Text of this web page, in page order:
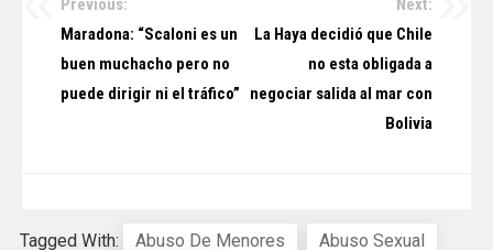
Navegación
entradas
Previous:
Maradona: “Scaloni es un
buen muchacho pero no
puede dirigir ni el tráfico”
Next:
La Haya decidió que Chile
no esta obligada a
negociar salida al mar con
Bolivia
Tagged With: Abuso De Menores
Abuso Sexual